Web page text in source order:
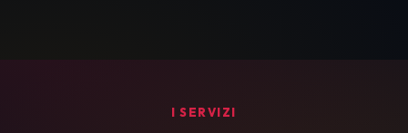
I SERVIZI